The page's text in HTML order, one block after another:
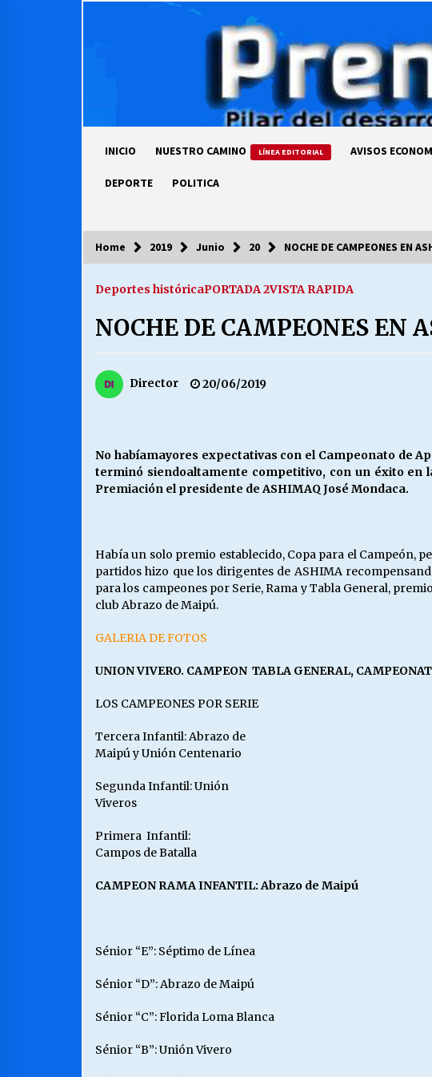
INICIO NUESTRO CAMINO LÍNEA EDITORIAL AVISOS
DEPORTE POLITICA
COLUMNISTA
luz… ¿Y cuándo van a bajar?
03/08/2026
MUNICIPALIDAD, TRABAJADORES,
CLIMA LABORAL:
VOLVER A SER ALTERNATIVA
16/06/2026
30/04/2026
Home 2019 Junio 20 NOCHE DE CAMPEONES EN
Deportes históricaPORTADA 2VISTA RAPIDA
NOCHE DE CAMPEONES EN
Director 20/06/2019
No habíamayores expectativas con el Campeonato de
terminó siendoaltamente competitivo, con un éxito en
Premiación el presidente de ASHIMAQ José Mondaca.
Había un solo premio establecido, Copa para el Campeón,
partidos hizo que los dirigentes de ASHIMA
para los campeones por Serie, Rama y Tabla General,
club Abrazo de Maipú.
GALERIA DE FOTOS
UNION VIVERO. CAMPEON TABLA GENERAL,
LOS CAMPEONES POR SERIE
Tercera Infantil: Abrazo de
Maipú y Unión Centenario
Segunda Infantil: Unión
Viveros
Primera Infantil:
Campos de Batalla
CAMPEON RAMA INFANTIL: Abrazo de Maipú
Sénior “E”: Séptimo de Línea
Sénior “D”: Abrazo de Maipú
Sénior “C”: Florida Loma Blanca
Sénior “B”: Unión Vivero